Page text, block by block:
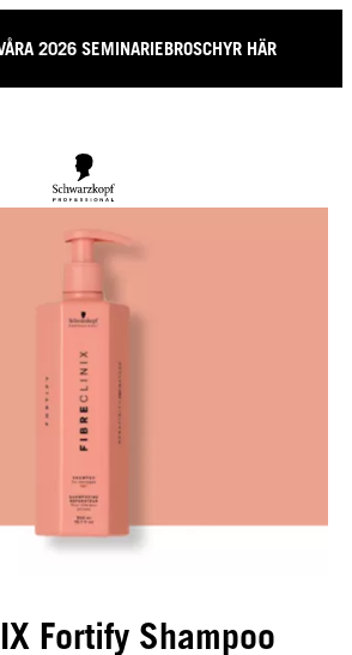
2026 SEMINARIEBROSCHYR HÄR
Fortify Shampoo